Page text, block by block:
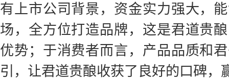
有上市公司背景，资金实力强大，
场，全方位打造品牌，这是君道贵
优势；于消费者而言，产品品质和
引，让君道贵酿收获了良好的口碑，